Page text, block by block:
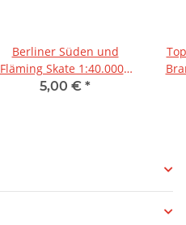
Berliner Süden und
Fläming Skate 1:40.000 /
1:60.000
5,00 € *